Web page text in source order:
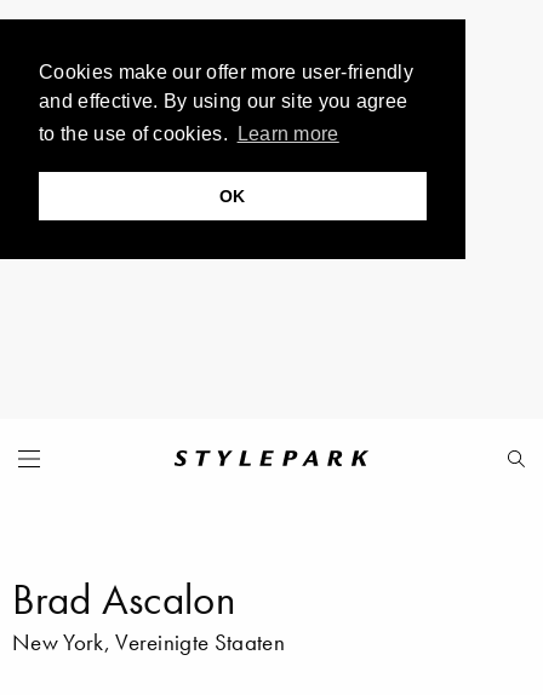
Cookies make our offer more user-friendly
and effective. By using our site you agree
to the use of cookies.
Learn more
OK
Brad Ascalon
New York, Vereinigte Staaten